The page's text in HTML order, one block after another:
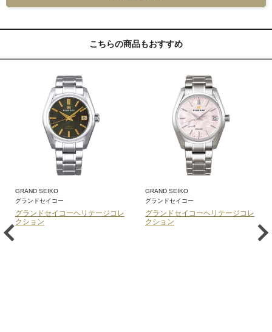
こちらの商品もおすすめ
GRAND SEIKO
グランドセイコー
グランドセイコーヘリテージコレ
クション
GRAND SEIKO
グランドセイコー
グランドセイコーヘリテージコレ
クション